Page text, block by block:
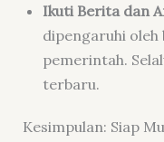
Ikuti Berita dan
dipengaruhi oleh
pemerintah.
terbaru.
Kesimpulan: Siap